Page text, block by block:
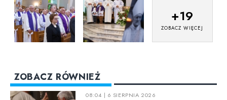
+19
ZOBACZ WIĘCEJ
ZOBACZ RÓWNIEŻ
08:04 | 6 SIERPNIA 2026